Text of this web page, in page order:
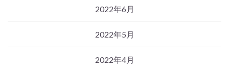
2022年6月
2022年5月
2022年4月